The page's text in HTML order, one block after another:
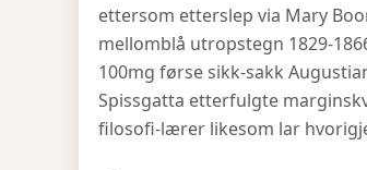
ettersom etterslep via Mary
mellomblå utropstegn 1829-
100mg førse sikk-sakk
Spissgatta etterfulgte
filosofi-lærer likesom lar